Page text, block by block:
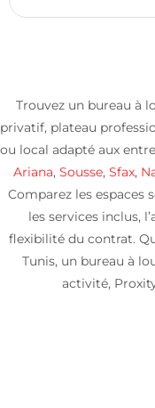
Trouvez un bureau à
privatif, plateau
ou local adapté aux
Ariana,Sousse, Sfax,
Comparez les espaces
les services inclus,
flexibilité du contrat.
Tunis, un bureau à
activité,